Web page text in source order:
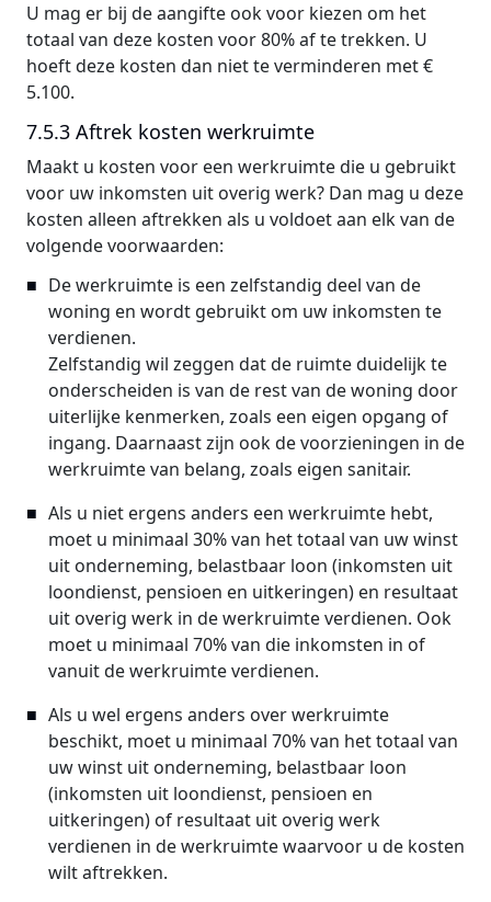
U mag er bij de aangifte ook voor kiezen om het
totaal van deze kosten voor 80% af te trekken. U
hoeft deze kosten dan niet te verminderen met €
5.100.
7.5.3 Aftrek kosten werkruimte
Maakt u kosten voor een werkruimte die u gebruikt
voor uw inkomsten uit overig werk? Dan mag u deze
kosten alleen aftrekken als u voldoet aan elk van de
volgende voorwaarden:
De werkruimte is een zelfstandig deel van de
woning en wordt gebruikt om uw inkomsten te
verdienen.
Zelfstandig wil zeggen dat de ruimte duidelijk te
onderscheiden is van de rest van de woning door
uiterlijke kenmerken, zoals een eigen opgang of
ingang. Daarnaast zijn ook de voorzieningen in de
werkruimte van belang, zoals eigen sanitair.
Als u niet ergens anders een werkruimte hebt,
moet u minimaal 30% van het totaal van uw winst
uit onderneming, belastbaar loon (inkomsten uit
loondienst, pensioen en uitkeringen) en resultaat
uit overig werk in de werkruimte verdienen. Ook
moet u minimaal 70% van die inkomsten in of
vanuit de werkruimte verdienen.
Als u wel ergens anders over werkruimte
beschikt, moet u minimaal 70% van het totaal van
uw winst uit onderneming, belastbaar loon
(inkomsten uit loondienst, pensioen en
uitkeringen) of resultaat uit overig werk
verdienen in de werkruimte waarvoor u de kosten
wilt aftrekken.